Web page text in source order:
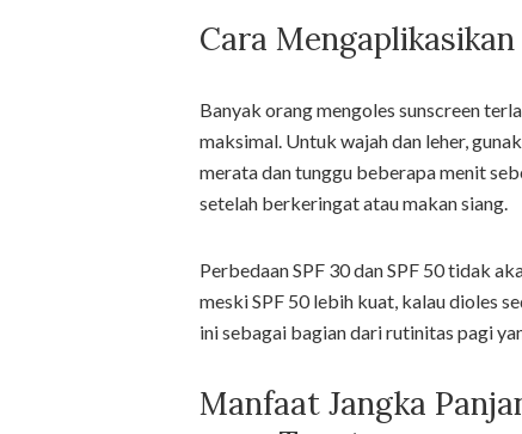
Cara
Banyak orang mengoles sunscreen
maksimal. Untuk wajah dan leher,
merata dan tunggu beberapa menit
setelah berkeringat atau makan siang.
Perbedaan SPF 30 dan SPF 50 tidak
meski SPF 50 lebih kuat, kalau dioles
ini sebagai bagian dari rutinitas pagi
Manfaat Jangka